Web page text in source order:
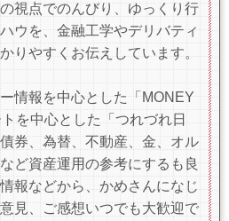
視点でのんびり、ゆっくり行
ウを、金融工学やデリバティ
りやすくお伝えしています。
情報を中心とした「MONEY
を中心とした「つれづれ日
券、為替、不動産、金、オル
ど資産運用の参考にするも良
報などから、かめさんになじ
見、ご感想いつでも大歓迎で